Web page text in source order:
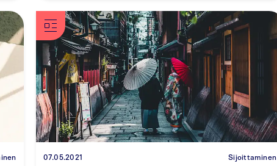
07.05.2021 Sijoittaminen